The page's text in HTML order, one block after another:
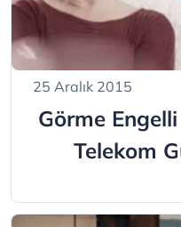
25 Aralık 2015
Görme
Telekom